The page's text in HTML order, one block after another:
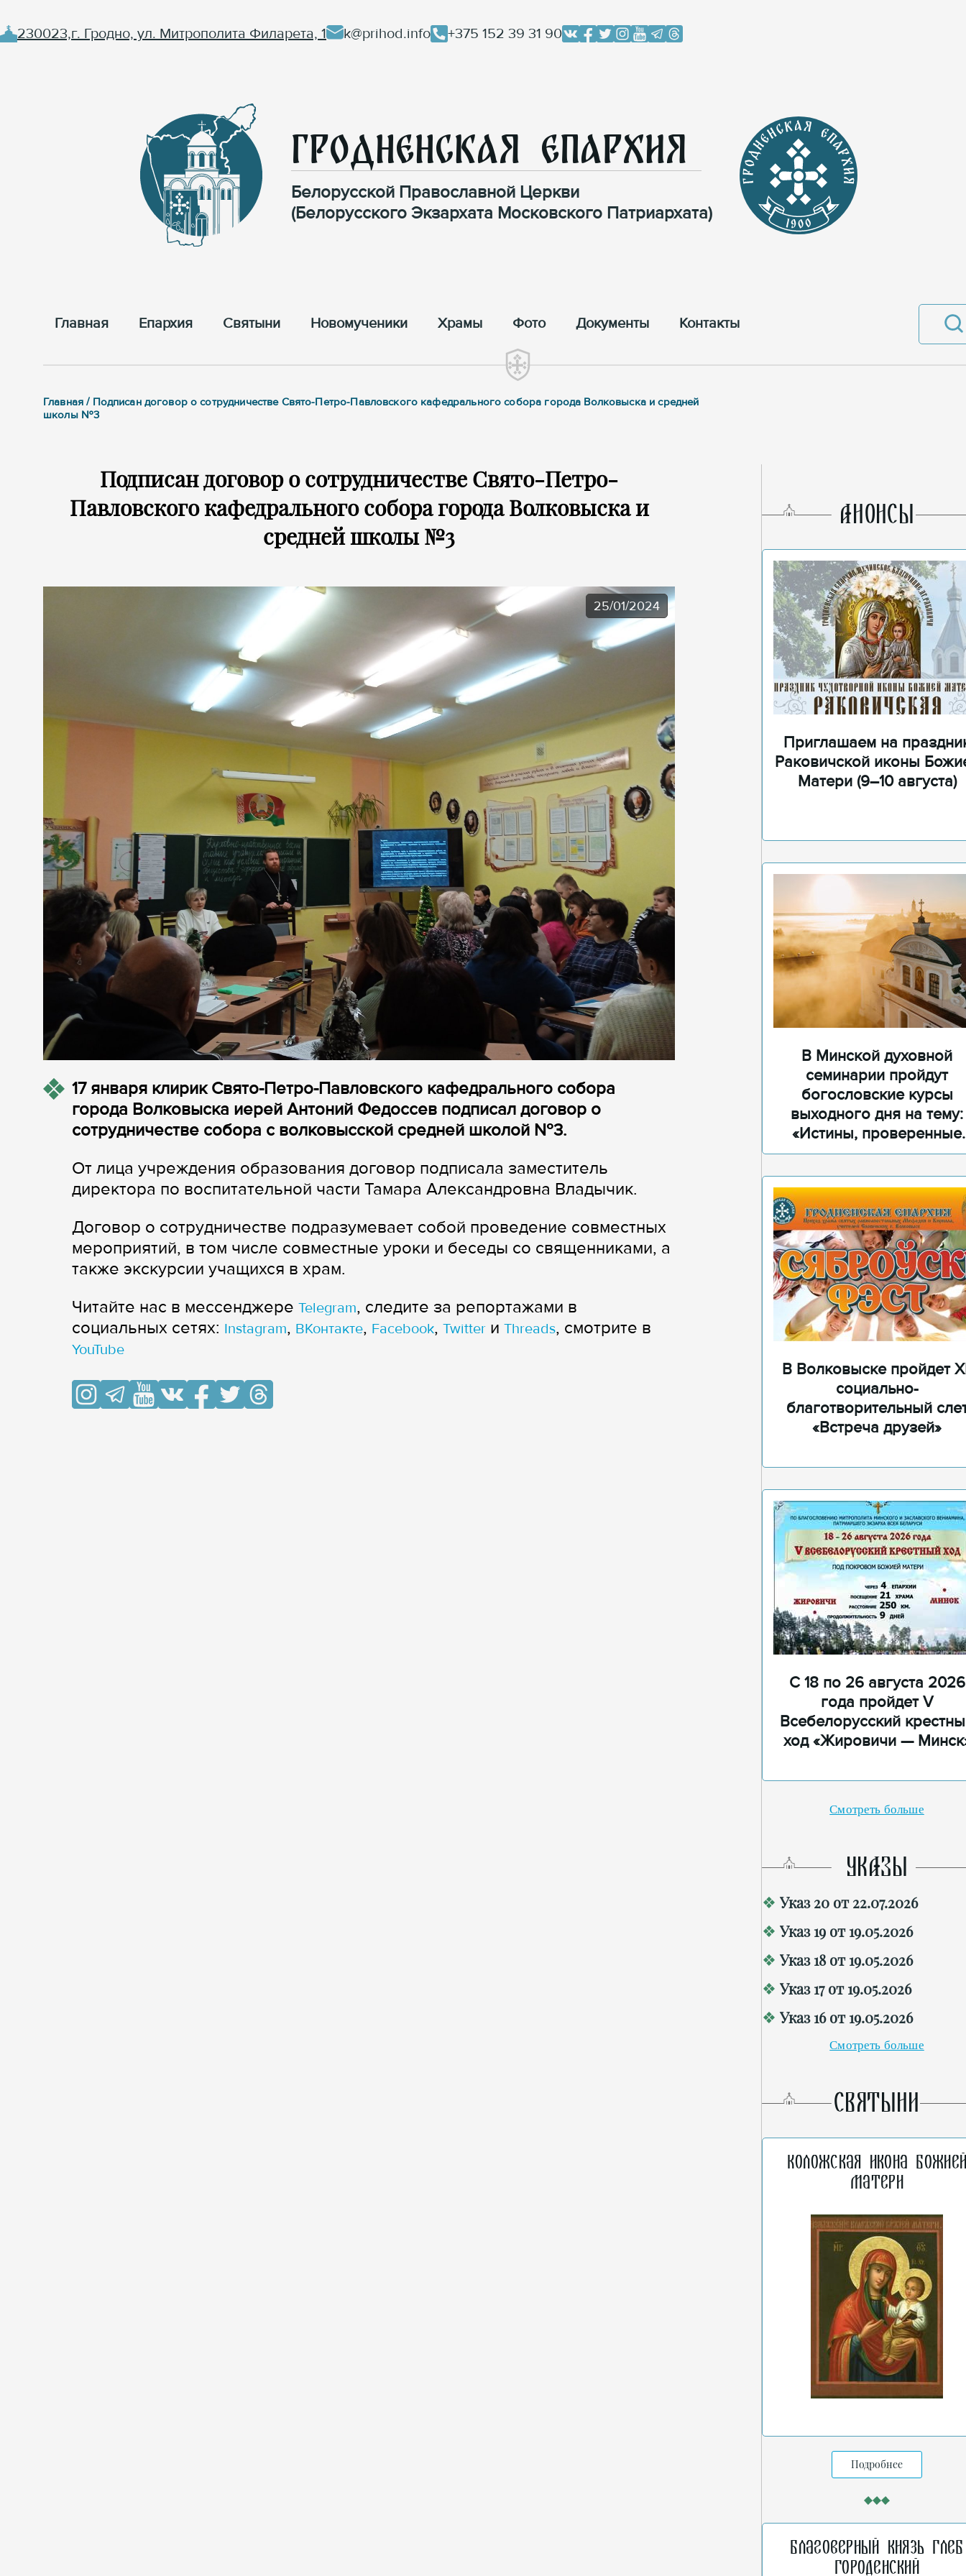
230023,г. Гродно, ул. Митрополита Филарета, 1 k@prihod.info +375 152 39 31 90
Гродненская Епархия
Белорусской Православной Церкви
(Белорусского Экзархата Московского Патриархата)
Главная Епархия Cвятыни Новомученики Храмы Фото Документы Контакты
Главная / Подписан договор о сотрудничестве Свято-Петро-Павловского кафедрального собора города Волковыска и средней
школы №3
Подписан договор о сотрудничестве Свято-Петро-
Павловского кафедрального собора города Волковыска и
средней школы №3
25/01/2024
17 января клирик Свято-Петро-Павловского кафедрального собора
города Волковыска иерей Антоний Федоссев подписал договор о
сотрудничестве собора с волковысской средней школой №3.
От лица учреждения образования договор подписала заместитель
директора по воспитательной части Тамара Александровна Владычик.
Договор о сотрудничестве подразумевает собой проведение совместных
мероприятий, в том числе совместные уроки и беседы со священниками, а
также экскурсии учащихся в храм.
Читайте нас в мессенджере Telegram, следите за репортажами в
cоциальных сетях: Instagram, ВКонтакте, Facebook, Twitter и Threads, смотрите в
YouTube
AНОНСЫ
Приглашаем на
Раковичской иконы
Матери (9–10 августа)
В Минской духовной
семинарии пройдут
богословские курсы
выходного дня на тему:
«Истины, проверенные
временем»
В Волковыске пройдет
социально-
благотворительный
«Встреча друзей»
С 18 по 26 августа 2026
года пройдет V
Всебелорусский
ход «Жировичи —
Смотреть больше
УКАЗЫ
Указ 20 от 22.07.2026
Указ 19 от 19.05.2026
Указ 18 от 19.05.2026
Указ 17 от 19.05.2026
Указ 16 от 19.05.2026
Смотреть больше
СВЯТЫНИ
Коложская икона
Матери
Подробнее
Благоверный князь Глеб
Городенский